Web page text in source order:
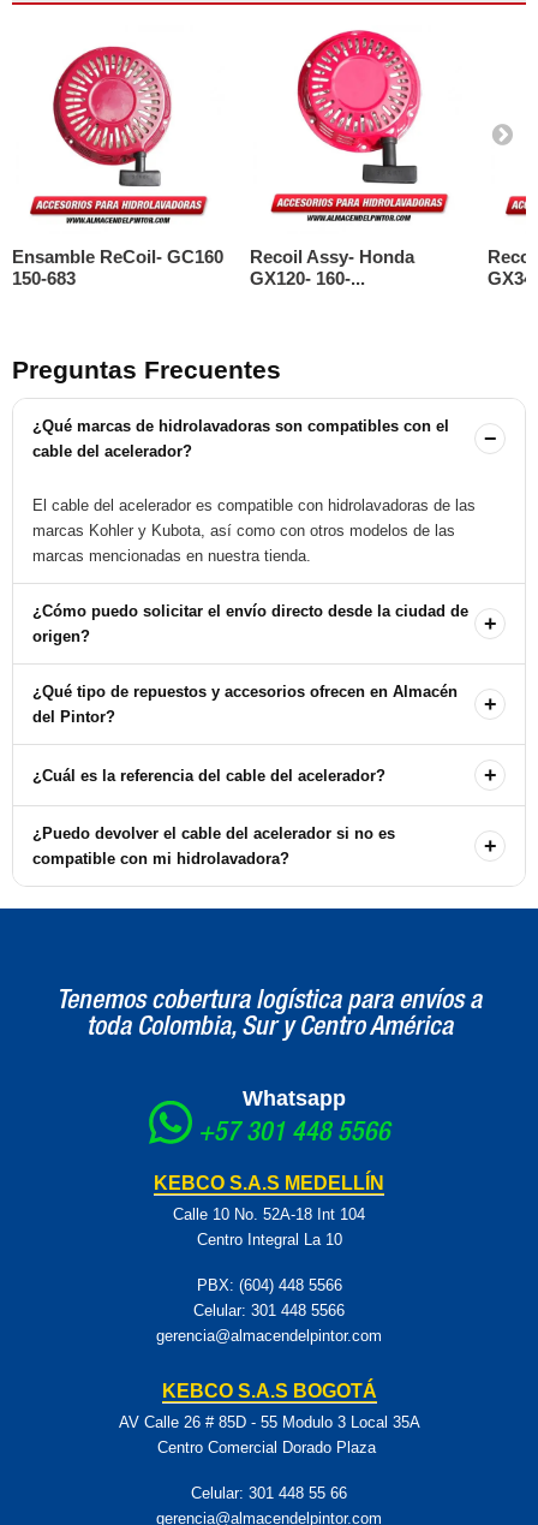
Ensamble ReCoil- GC160
150-683
Recoil Assy- Honda
GX120- 160-...
Preguntas Frecuentes
¿Qué marcas de hidrolavadoras son compatibles con el
cable del acelerador?
−
El cable del acelerador es compatible con hidrolavadoras de las
marcas Kohler y Kubota, así como con otros modelos de las
marcas mencionadas en nuestra tienda.
¿Cómo puedo solicitar el envío directo desde la ciudad de
origen?
+
Para solicitar el envío directo, debe comunicarse con nuestras
oficinas. Estaremos encantados de ayudarle a gestionar su pedido.
¿Qué tipo de repuestos y accesorios ofrecen en Almacén
del Pintor?
+
Ofrecemos una amplia variedad de repuestos y accesorios para
¿Cuál es la referencia del cable del acelerador? +
La referencia del cable del acelerador es 953A02. Puede usar esta
referencia para buscar el producto en nuestra tienda.
¿Puedo devolver el cable del acelerador si no es
compatible con mi hidrolavadora?
+
Sí, aceptamos devoluciones si el producto no es compatible.
Tenemos cobertura logística para envíos a
toda Colombia, Sur y Centro América
Whatsapp
+57 301 448 5566
KEBCO S.A.S MEDELLÍN
Calle 10 No. 52A-18 Int 104
Centro Integral La 10
PBX: (604) 448 5566
Celular: 301 448 5566
gerencia@almacendelpintor.com
KEBCO S.A.S BOGOTÁ
AV Calle 26 # 85D - 55 Modulo 3 Local 35A
Centro Comercial Dorado Plaza
Celular: 301 448 55 66
gerencia@almacendelpintor.com